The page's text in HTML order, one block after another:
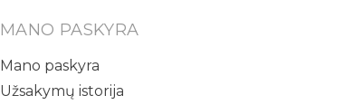
MANO PASKYRA
Mano paskyra
Užsakymų istorija